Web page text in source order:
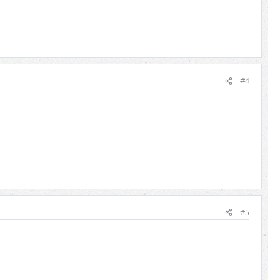
#4
#5